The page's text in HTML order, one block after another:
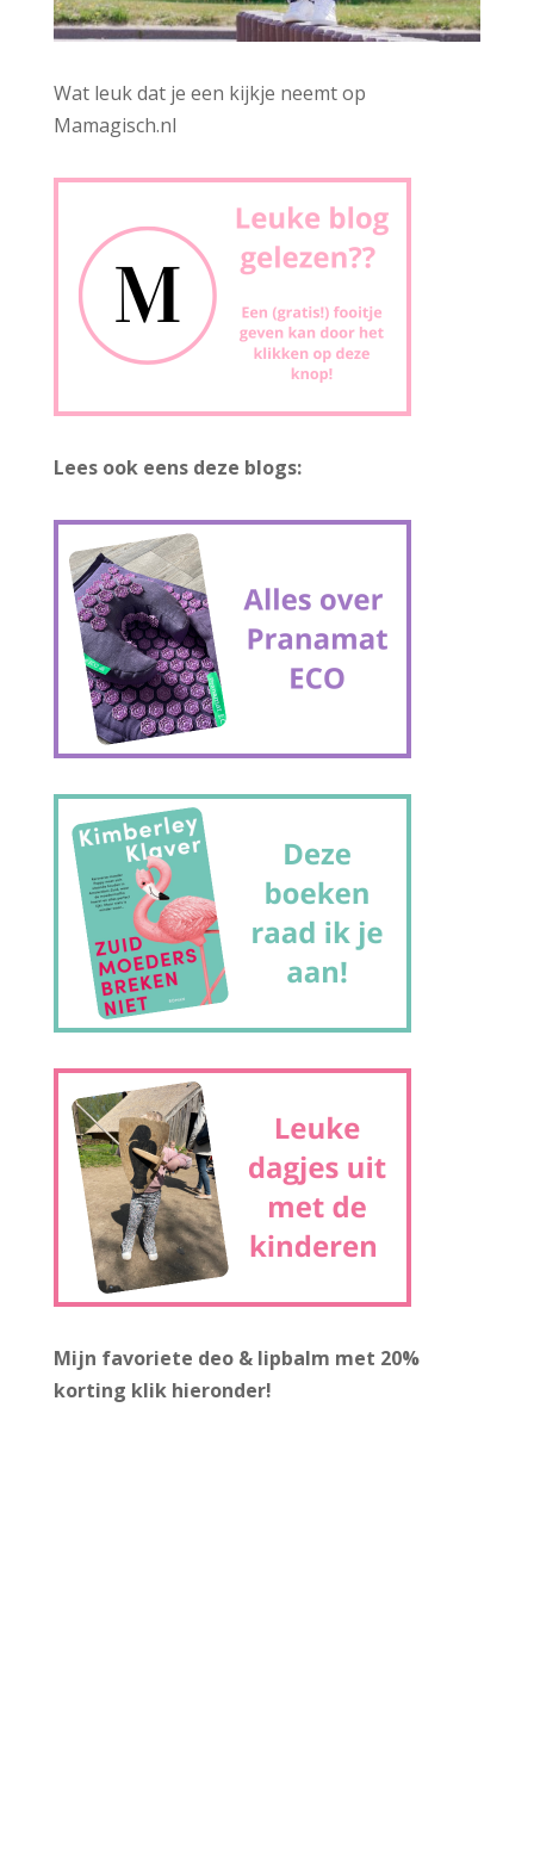
Wat leuk dat je een kijkje neemt op
Mamagisch.nl
Lees ook eens deze blogs:
Mijn favoriete deo & lipbalm met 20%
korting klik hieronder!